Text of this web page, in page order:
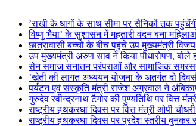
’राखी के धागों के साथ सीमा पर सैनिकों तक
विष्णु भैया’ के सुशासन में महतारी वंदन बना
छात्रावासी बच्चों के बीच पहुंचे उप मुख्यमंत्री विजय
उप मुख्यमंत्री अरुण साव ने किया पौधारोपण, बोले
सेन समाज सनातन परंपराओं और सामाजिक
’खेती की लागत अध्ययन योजना के अतर्गत दो
पर्यटन एवं संस्कृति मंत्री राजेश अग्रवाल ने
गुरुदेव रवीन्द्रनाथ टैगोर की पुण्यतिथि पर वित्त
राष्ट्रीय हथकरघा दिवस पर वित्त मंत्री ओपी
राष्ट्रीय हथकरघा दिवस पर प्रदेश स्तरीय बुनकर